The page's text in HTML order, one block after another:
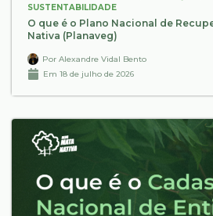
SUSTENTABILIDADE
O que é o Plano Nacional de
Nativa (Planaveg)
Por Alexandre Vidal Bento
Em 18 de julho de 2026